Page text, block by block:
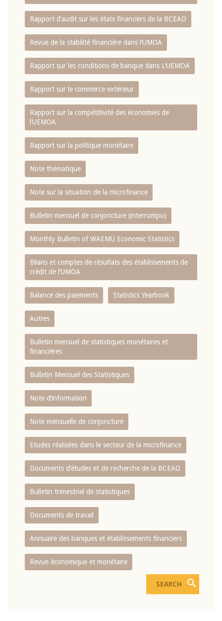
Rapport d‘audit sur les états financiers de la BCEAO
Revue de la stabilité financière dans l‘UMOA
Rapport sur les conditions de banque dans L‘UEMOA
Rapport sur le commerce extérieur
Rapport sur la compétitivité des économies de
l‘UEMOA
Rapport sur la politique monétaire
Note thématique
Note sur la situation de la microfinance
Bulletin mensuel de conjoncture (interrompu)
Monthly Bulletin of WAEMU Economic Statistics
Bilans et comptes de résultats des établissements de
crédit de l‘UMOA
Balance des paiements Statistics Yearbook
Autres
Bulletin mensuel de statistiques monétaires et
financières
Bulletin Mensuel des Statistiques
Note d’information
Note mensuelle de conjoncture
Etudes réalisées dans le secteur de la microfinance
Documents d’études et de recherche de la BCEAO
Bulletin trimestriel de statistiques
Documents de travail
Annuaire des banques et établissements financiers
Revue économique et monétaire